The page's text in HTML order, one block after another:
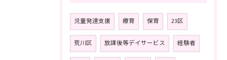
児童発達支援 療育 保育 23区
荒川区 放課後等デイサービス 経験者